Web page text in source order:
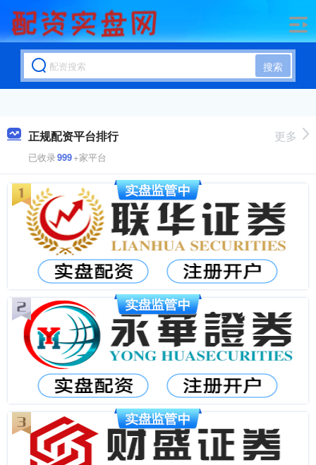
搜索
正规配资平台排行
已收录999+家平台
更多